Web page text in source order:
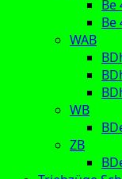
Be
Be
WAB
WB
ZB